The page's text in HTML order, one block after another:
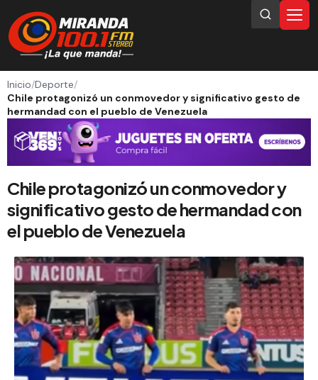
Inicio/Deporte/
Chile protagonizó un conmovedor y significativo gesto de
hermandad con el pueblo de Venezuela
Chile protagonizó un conmovedor y
significativo gesto de hermandad con
el pueblo de Venezuela